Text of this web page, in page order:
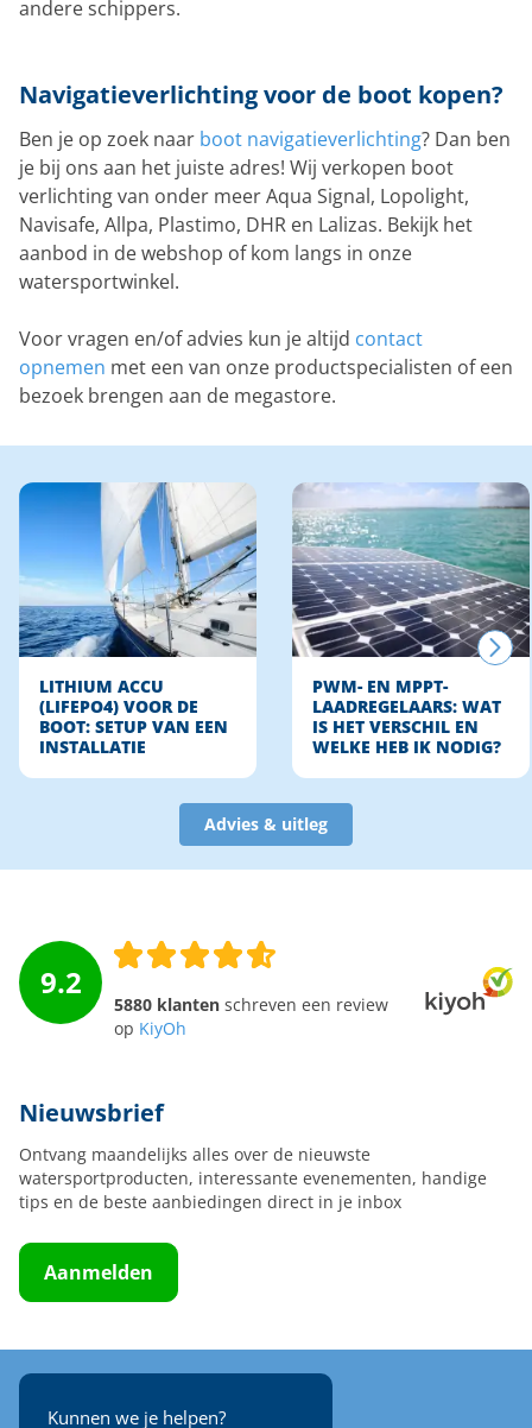
andere schippers.
Navigatieverlichting voor de boot kopen?
Ben je op zoek naar boot navigatieverlichting? Dan ben
je bij ons aan het juiste adres! Wij verkopen boot
verlichting van onder meer Aqua Signal, Lopolight,
Navisafe, Allpa, Plastimo, DHR en Lalizas. Bekijk het
aanbod in de webshop of kom langs in onze
watersportwinkel.
Voor vragen en/of advies kun je altijd contact
opnemen met een van onze productspecialisten of een
bezoek brengen aan de megastore.
LITHIUM ACCU
(LIFEPO4) VOOR DE
BOOT: SETUP VAN EEN
INSTALLATIE
PWM- EN MPPT-
LAADREGELAARS: WAT
IS HET VERSCHIL EN
WELKE HEB IK NODIG?
Advies & uitleg
9.2
5880 klanten schreven een review
op KiyOh
Nieuwsbrief
Ontvang maandelijks alles over de nieuwste
watersportproducten, interessante evenementen, handige
tips en de beste aanbiedingen direct in je inbox
Aanmelden
Kunnen we je helpen?